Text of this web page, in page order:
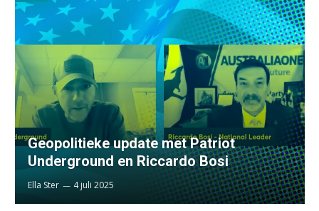
Geopolitieke update met Patriot
Underground en Riccardo Bosi
Ella Ster 4 juli 2025